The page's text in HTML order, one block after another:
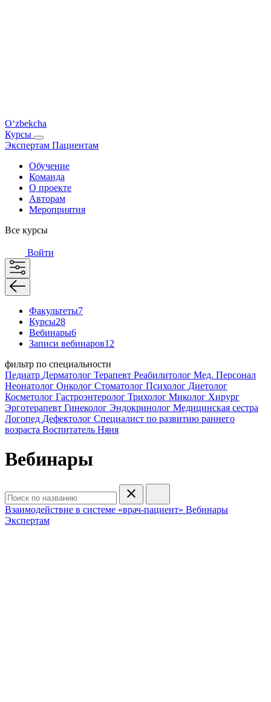
O‘zbekcha
Курсы
Экспертам Пациентам
Обучение
Команда
О проекте
Авторам
Мероприятия
Все курсы
Войти
Факультеты7
Курсы28
Вебинары6
Записи вебинаров12
фильтр по специальности
Педиатр Дерматолог Терапевт Реабилитолог Мед. Персонал
Неонатолог Онколог Стоматолог Психолог Диетолог
Косметолог Гастроэнтеролог Трихолог Миколог Хирург
Эрготерапевт Гинеколог Эндокринолог Медицинская сестра
Логопед Дефектолог Специалист по развитию раннего
возраста Воспитатель Няня
Вебинары
Взаимодействие в системе «врач-пациент» Вебинары
Экспертам